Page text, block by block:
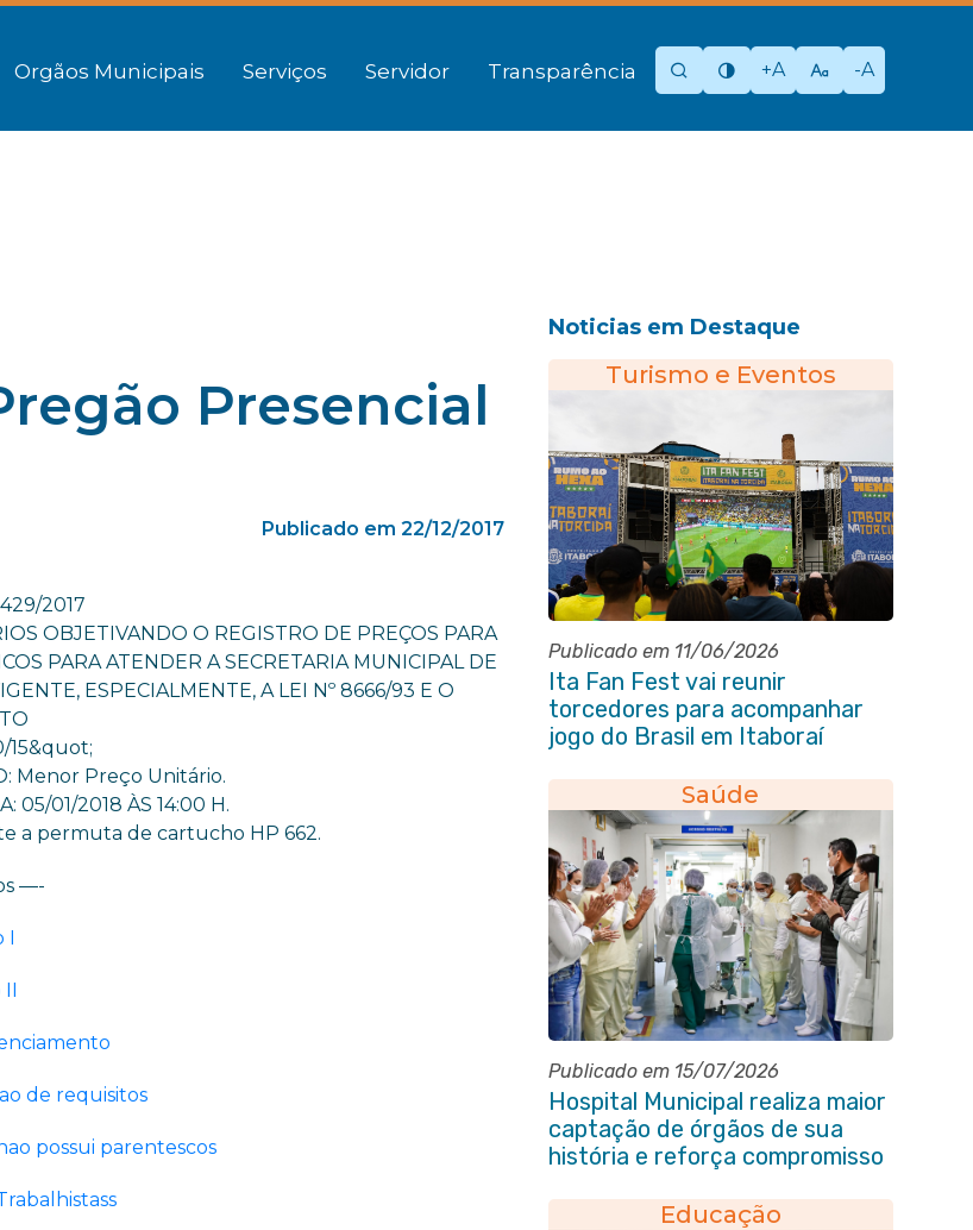
Orgãos Municipais Serviços Servidor Transparência +A -A
Presencial
Publicado em 22/12/2017
2017
OBJETIVANDO O REGISTRO DE PREÇOS PARA
PARA ATENDER A SECRETARIA MUNICIPAL DE
ESPECIALMENTE, A LEI Nº 8666/93 E O
15&quot;
Menor Preço Unitário.
05/01/2018 ÀS 14:00 H.
a permuta de cartucho HP 662.
—-
I
II
de requisitos
possui parentescos
Noticias em Destaque
Turismo e Eventos
Publicado em 11/06/2026
Ita Fan Fest vai reunir
torcedores para acompanhar
jogo do Brasil em Itaboraí
Saúde
Publicado em 15/07/2026
Hospital Municipal realiza maior
captação de órgãos de sua
história e reforça compromisso
Educação